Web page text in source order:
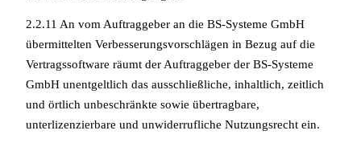
2.2.11 An vom Auftraggeber an die BS-Systeme GmbH
übermittelten Verbesserungsvorschlägen in Bezug auf die
Vertragssoftware räumt der Auftraggeber der BS-Systeme
GmbH unentgeltlich das ausschließliche, inhaltlich, zeitlich
und örtlich unbeschränkte sowie übertragbare,
unterlizenzierbare und unwiderrufliche Nutzungsrecht ein.